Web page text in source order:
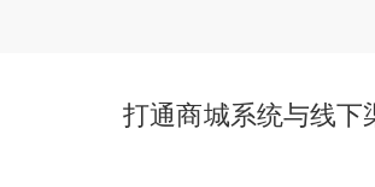
打通商城系统与线下